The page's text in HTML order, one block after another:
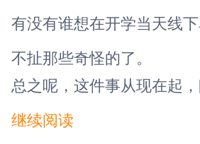
有没有谁想在开学当天线
不扯那些奇怪的了。
总之呢，这件事从现在起
继续阅读